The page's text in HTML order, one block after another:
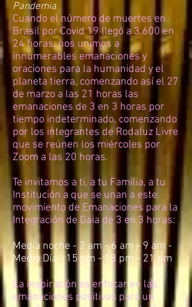
Pandemia
Cuando el número de muertes en
Brasil por Covid 19 llegó a 3.600 en
24 horas, nos unimos a
innumerables emanaciones y
oraciones para la humanidad y el
planeta tierra, comenzando así el 27
de marzo a las 21 horas las
emanaciones de 3 en 3 horas por
tiempo indeterminado, comenzando
por los integrantes de Rodaluz Livre
que se reúnen los miércoles por
Zoom a las 20 horas.
Te invitamos a ti, a tu Familia, a tu
Institución a que se unan a este
movimiento de Emanaciones para la
Integración de Gaia de 3 en 3 horas:
Media noche - 3 am - 6 am - 9 am -
Medio Día - 15 pm - 18 pm - 21 pm
La inspiración es enfocar en las
emanaciones positivas para un